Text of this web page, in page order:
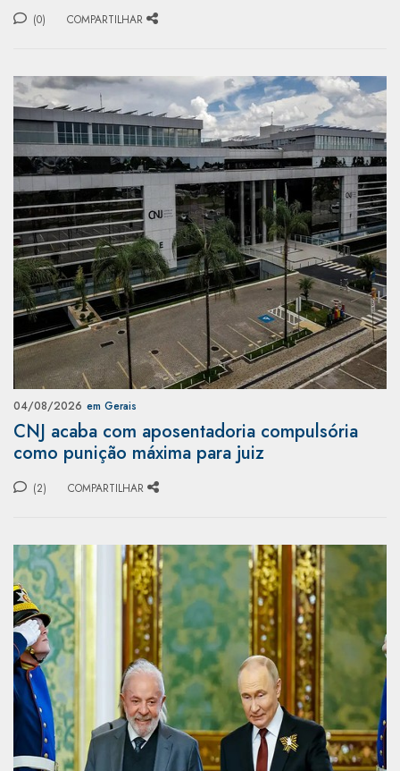
(0) COMPARTILHAR
04/08/2026 em Gerais
CNJ acaba com aposentadoria compulsória
como punição máxima para juiz
(2) COMPARTILHAR